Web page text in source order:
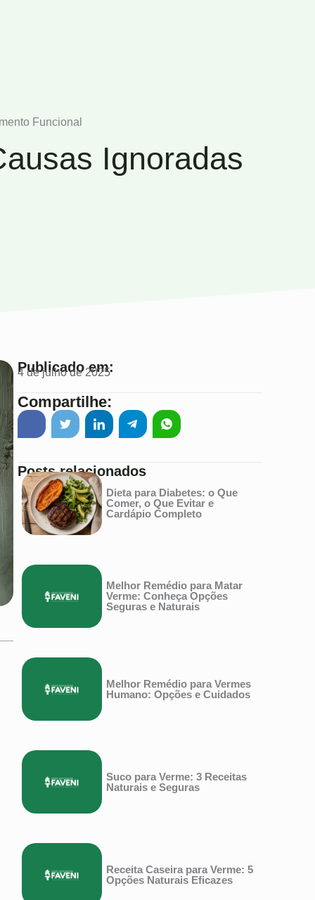
Funcional
Ignoradas
Publicado em:
4 de julho de 2025
Compartilhe:
Posts relacionados
Dieta para Diabetes: o Que
Comer, o Que Evitar e
Cardápio Completo
Melhor Remédio para Matar
Verme: Conheça Opções
Seguras e Naturais
Melhor Remédio para Vermes
Humano: Opções e Cuidados
Suco para Verme: 3 Receitas
Naturais e Seguras
Receita Caseira para Verme: 5
Opções Naturais Eficazes